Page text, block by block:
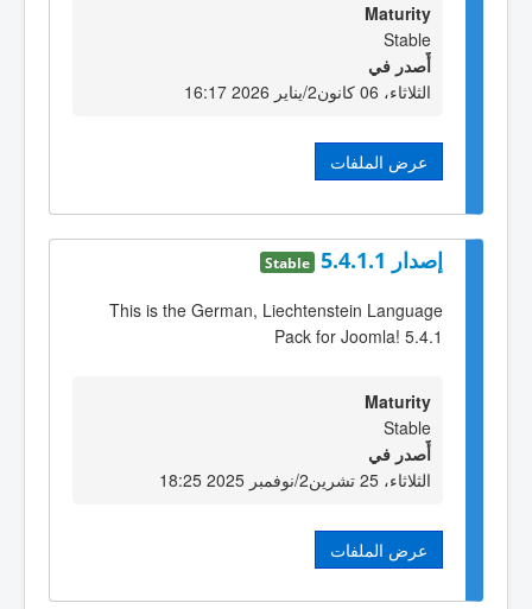
Maturity
Stable
أٌصدر في
الثلاثاء، 06 كانون2/يناير 2026 16:17
عرض الملفات
إصدار 5.4.1.1 Stable
This is the German, Liechtenstein Language
Pack for Joomla! 5.4.1
Maturity
Stable
أٌصدر في
الثلاثاء، 25 تشرين2/نوفمبر 2025 18:25
عرض الملفات